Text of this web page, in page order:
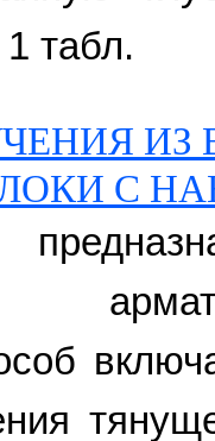
табл.
ИЗ
С